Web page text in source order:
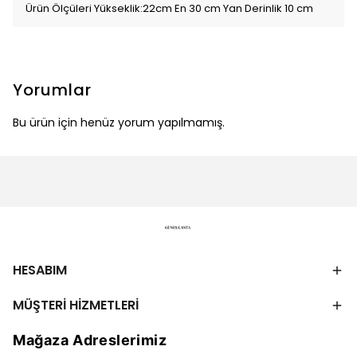
Ürün Ölçüleri Yükseklik:22cm En 30 cm Yan Derinlik 10 cm
Yorumlar
Bu ürün için henüz yorum yapılmamış.
HESABIM
MÜŞTERİ HİZMETLERİ
Mağaza Adreslerimiz